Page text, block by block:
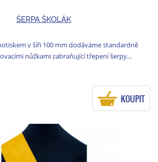
ŠERPA ŠKOLÁK
v šíři 100 mm dodáváme standardně
nůžkami zabraňující třepení šerpy...
KOUPIT